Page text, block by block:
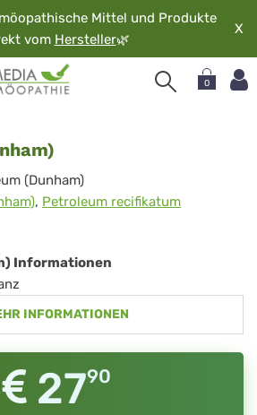
Mittel und Produkte
vom Hersteller🌿
X
0
(Dunham)
, Petroleum recifikatum
Informationen
INFORMATIONEN
2790